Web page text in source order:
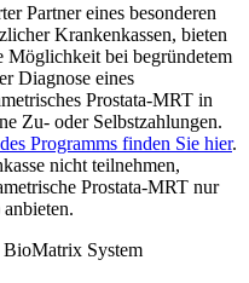
Partner eines besonderen
Krankenkassen, bieten
bei begründetem
Diagnose eines
Prostata-MRT in
Zu- oder Selbstzahlungen.
Programms finden Sie hier.
nicht teilnehmen,
Prostata-MRT nur